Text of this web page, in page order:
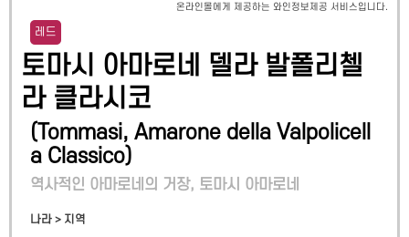
온라인몰에게 제공하는 와인정보제공 서비스입니다.
레드
토마시 아마로네 델라 발폴리첼
라 클라시코
(Tommasi, Amarone della Valpolicell
a Classico)
역사적인 아마로네의 거장, 토마시 아마로네
나라 > 지역